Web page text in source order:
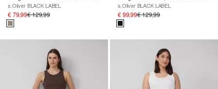
s.Oliver BLACK LABEL
€ 79,99€ 129,99
s.Oliver BLACK LABEL
€ 99,99€ 129,99